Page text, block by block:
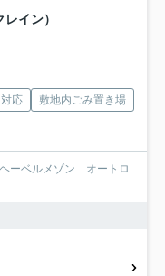
イン）
応
敷地内ごみ置き場
ーベルメゾン オートロ